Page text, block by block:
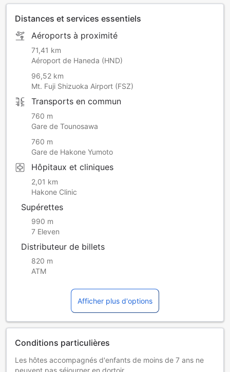
Distances et services essentiels
Aéroports à proximité
71,41 km
Aéroport de Haneda (HND)
96,52 km
Mt. Fuji Shizuoka Airport (FSZ)
Transports en commun
760 m
Gare de Tounosawa
760 m
Gare de Hakone Yumoto
Hôpitaux et cliniques
2,01 km
Hakone Clinic
Supérettes
990 m
7 Eleven
Distributeur de billets
820 m
ATM
Afficher plus d'options
Conditions particulières
Les hôtes accompagnés d'enfants de moins de 7 ans ne
peuvent pas séjourner en dortoir.